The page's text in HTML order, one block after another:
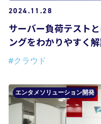
2024.11.28
サーバー負荷テスト
ングをわかりやすく
#クラウド
エンタメソリューション開発